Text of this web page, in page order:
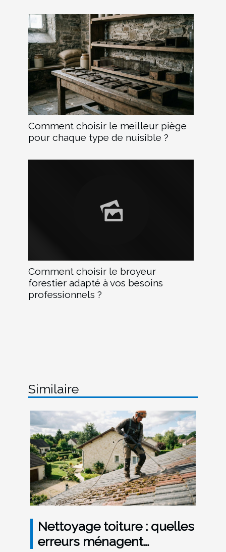
Comment choisir le meilleur piège
pour chaque type de nuisible ?
Comment choisir le broyeur
forestier adapté à vos besoins
professionnels ?
Similaire
Nettoyage toiture : quelles
erreurs ménagent